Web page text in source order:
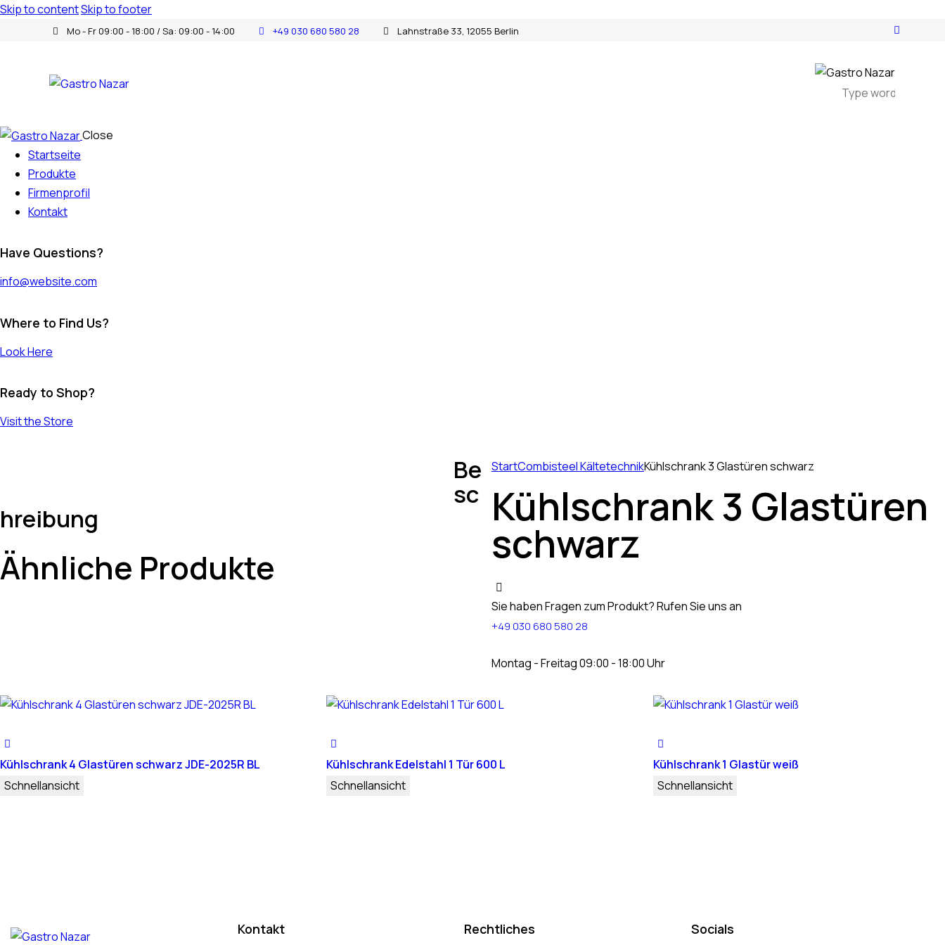
Skip to contentSkip to footer
Mo - Fr 09:00 - 18:00 / Sa: 09:00 - 14:00 +49 030 680 580 28 Lahnstraße 33, 12055 Berlin
Close
Startseite
Produkte
Firmenprofil
Kontakt
Have Questions?
info@website.com
Where to Find Us?
Look Here
Ready to Shop?
Visit the Store
StartCombisteel KältetechnikKühlschrank 3 Glastüren schwarz
Kühlschrank 3 Glastüren
schwarz
Sie haben Fragen zum Produkt? Rufen Sie uns an
+49 030 680 580 28
Montag - Freitag 09:00 - 18:00 Uhr
Be
sc
hreibung
Ähnliche Produkte
Kühlschrank 4 Glastüren schwarz JDE-2025R BL
Schnellansicht
Kühlschrank Edelstahl 1 Tür 600 L
Schnellansicht
Kühlschrank 1 Glastür weiß
Schnellansicht
Kontakt Rechtliches Socials